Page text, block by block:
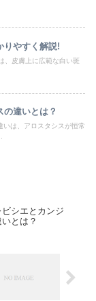
りやすく解説!
、皮膚上に広範な白い斑
の違いとは？
いは、アロスタシスが恒常
シエとカンジ
とは？